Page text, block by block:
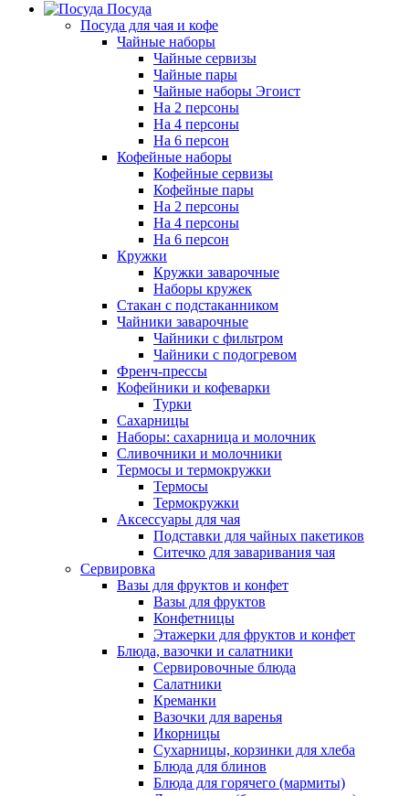
Посуда
Посуда для чая и кофе
Чайные наборы
Чайные сервизы
Чайные пары
Чайные наборы Эгоист
На 2 персоны
На 4 персоны
На 6 персон
Кофейные наборы
Кофейные сервизы
Кофейные пары
На 2 персоны
На 4 персоны
На 6 персон
Кружки
Кружки заварочные
Наборы кружек
Стакан с подстаканником
Чайники заварочные
Чайники с фильтром
Чайники с подогревом
Френч-прессы
Кофейники и кофеварки
Турки
Сахарницы
Наборы: сахарница и молочник
Сливочники и молочники
Термосы и термокружки
Термосы
Термокружки
Аксессуары для чая
Подставки для чайных пакетиков
Ситечко для заваривания чая
Сервировка
Вазы для фруктов и конфет
Вазы для фруктов
Конфетницы
Этажерки для фруктов и конфет
Блюда, вазочки и салатники
Сервировочные блюда
Салатники
Креманки
Вазочки для варенья
Икорницы
Сухарницы, корзинки для хлеба
Блюда для блинов
Блюда для горячего (мармиты)